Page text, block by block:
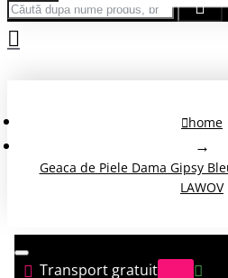
home
Geaca de Piele Dama Gipsy
LAWOV
Transport gratuit